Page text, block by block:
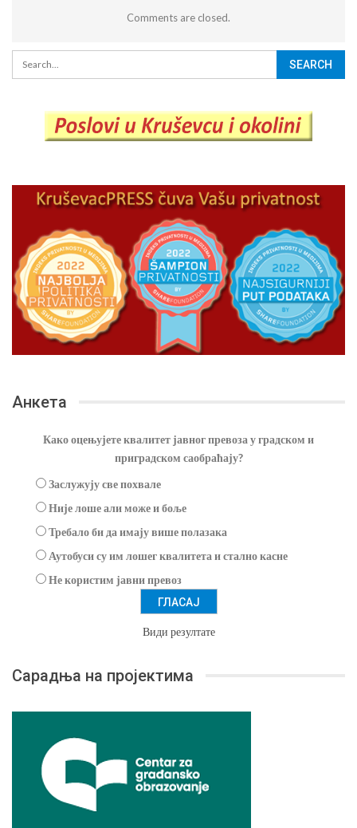
Comments are closed.
Анкета
Како оцењујете квалитет јавног превоза у градском и
приградском саобраћају?
Заслужују све похвале
Није лоше али може и боље
Требало би да имају више полазака
Аутобуси су им лошег квалитета и стално касне
Не користим јавни превоз
Види резултате
Сарадња на пројектима